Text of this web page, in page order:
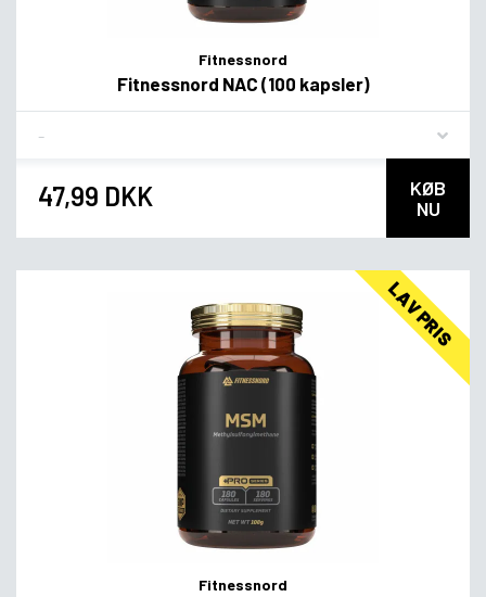
Fitnessnord
Fitnessnord NAC (100 kapsler)
47,99 DKK
KØB
NU
LAV PRIS
Fitnessnord